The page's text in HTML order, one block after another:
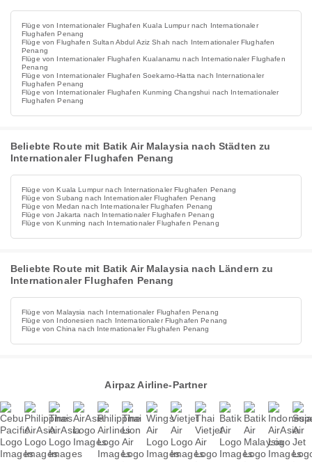
Flüge von Internationaler Flughafen Kuala Lumpur nach Internationaler
Flughafen Penang
Flüge von Flughafen Sultan Abdul Aziz Shah nach Internationaler Flughafen
Penang
Flüge von Internationaler Flughafen Kualanamu nach Internationaler Flughafen
Penang
Flüge von Internationaler Flughafen Soekarno-Hatta nach Internationaler
Flughafen Penang
Flüge von Internationaler Flughafen Kunming Changshui nach Internationaler
Flughafen Penang
Beliebte Route mit Batik Air Malaysia nach Städten zu
Internationaler Flughafen Penang
Flüge von Kuala Lumpur nach Internationaler Flughafen Penang
Flüge von Subang nach Internationaler Flughafen Penang
Flüge von Medan nach Internationaler Flughafen Penang
Flüge von Jakarta nach Internationaler Flughafen Penang
Flüge von Kunming nach Internationaler Flughafen Penang
Beliebte Route mit Batik Air Malaysia nach Ländern zu
Internationaler Flughafen Penang
Flüge von Malaysia nach Internationaler Flughafen Penang
Flüge von Indonesien nach Internationaler Flughafen Penang
Flüge von China nach Internationaler Flughafen Penang
Airpaz Airline-Partner